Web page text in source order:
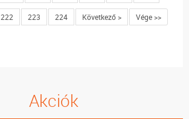
222 223 224 Következő > Vége >>
Akciók